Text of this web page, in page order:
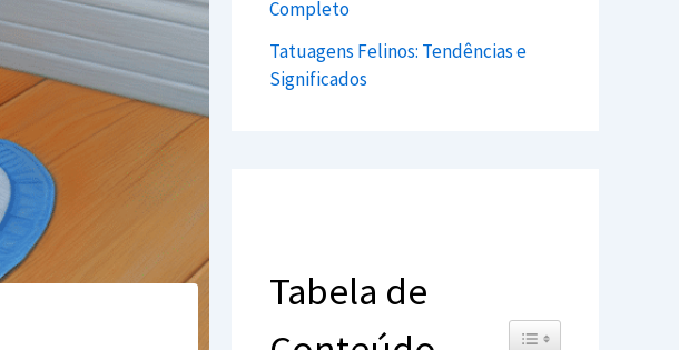
Completo
Tatuagens Felinos: Tendências e
Significados
Tabela de
Toggle Table of Content